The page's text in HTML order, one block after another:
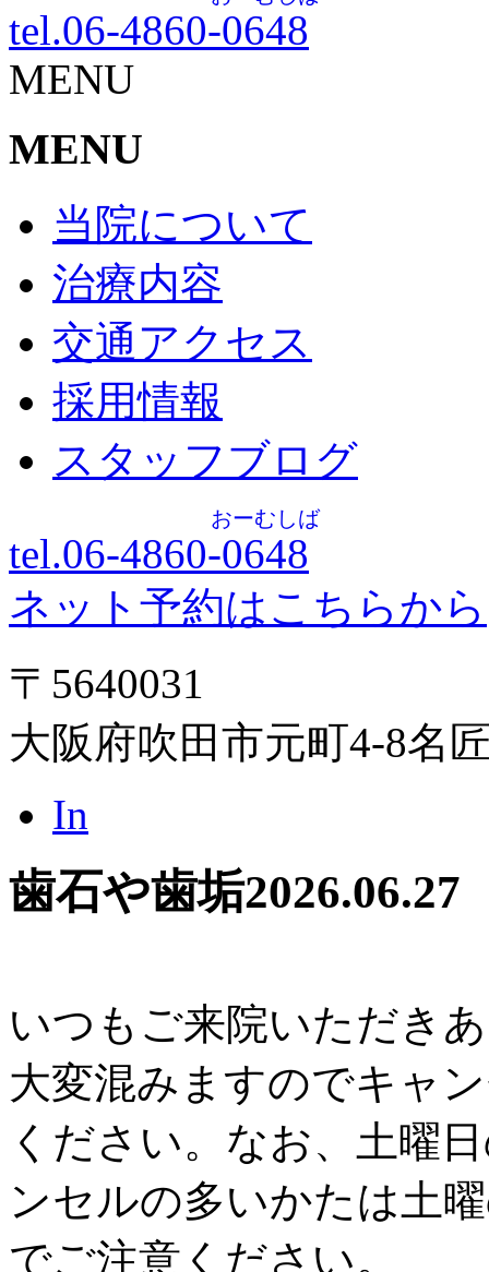
tel.06-4860-0648
MENU
MENU
当院について
治療内容
交通アクセス
採用情報
スタッフブログ
tel.06-4860-0648
おーむしば
ネット予約はこちらから
〒5640031
大阪府吹田市元町4-8名
In
歯石や歯垢2026.06.27
いつもご来院いただき
大変混みますのでキャ
ください。なお、土曜
ンセルの多いかたは土
でご注意ください。